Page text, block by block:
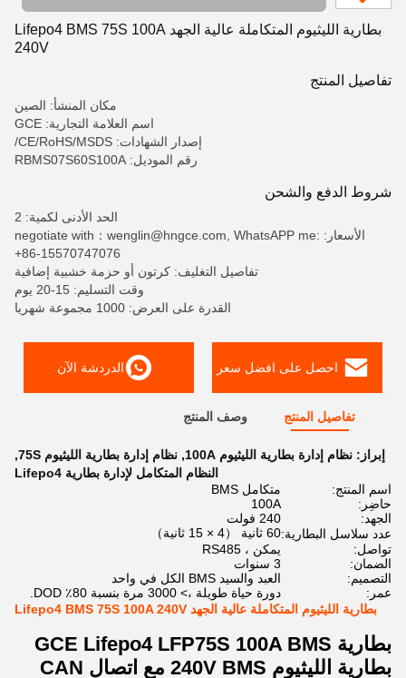
بطارية الليثيوم المتكاملة عالية الجهد Lifepo4 BMS 75S 100A
240V
تفاصيل المنتج
مكان المنشأ: الصين
اسم العلامة التجارية: GCE
إصدار الشهادات: CE/RoHS/MSDS/
رقم الموديل: RBMS07S60S100A
شروط الدفع والشحن
الحد الأدنى لكمية: 2
الأسعار: negotiate with：wenglin@hngce.com, WhatsAPP me:
+86-15570747076
تفاصيل التغليف: كرتون أو حزمة خشبية إضافية
وقت التسليم: 15-20 يوم
القدرة على العرض: 1000 مجموعة شهريا
احصل على افضل سعر الدردشة الآن
تفاصيل المنتج وصف المنتج
إبراز: نظام إدارة بطارية الليثيوم 100A , نظام إدارة بطارية الليثيوم 75S
,
النظام المتكامل لإدارة بطارية Lifepo4
اسم المنتج:
متكامل BMS
حاضِر:
100A
الجهد:
240 فولت
عدد سلاسل البطارية:60 ثانية （4 × 15 ثانية）
تواصل:
يمكن ، RS485
الضمان:
3 سنوات
التصميم:
العبد والسيد BMS الكل في واحد
عمر:
دورة حياة طويلة ،> 3000 مرة بنسبة 80٪ DOD.
بطارية الليثيوم المتكاملة عالية الجهد Lifepo4 BMS 75S 100A 240V
بطارية GCE Lifepo4 LFP 75S 100A BMS
بطارية الليثيوم 240V BMS مع اتصال CAN